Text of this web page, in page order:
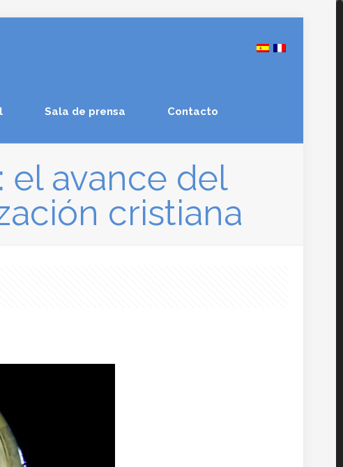
Sala de prensa Contacto
el avance del
cristiana